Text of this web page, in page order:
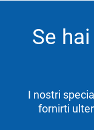
Se
I nostri
fornirti